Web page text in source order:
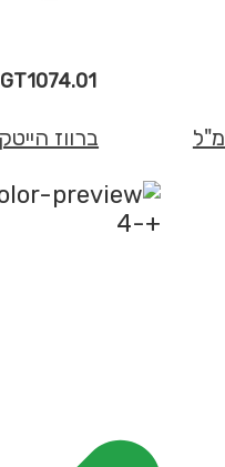
כוס שתייה קרה 480 מ"ל
GT1074.01
ברווז
+-4